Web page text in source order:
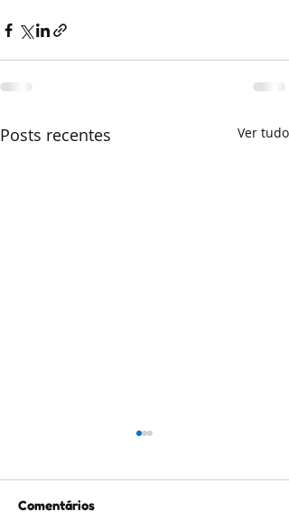
Posts recentes Ver tudo
Comentários